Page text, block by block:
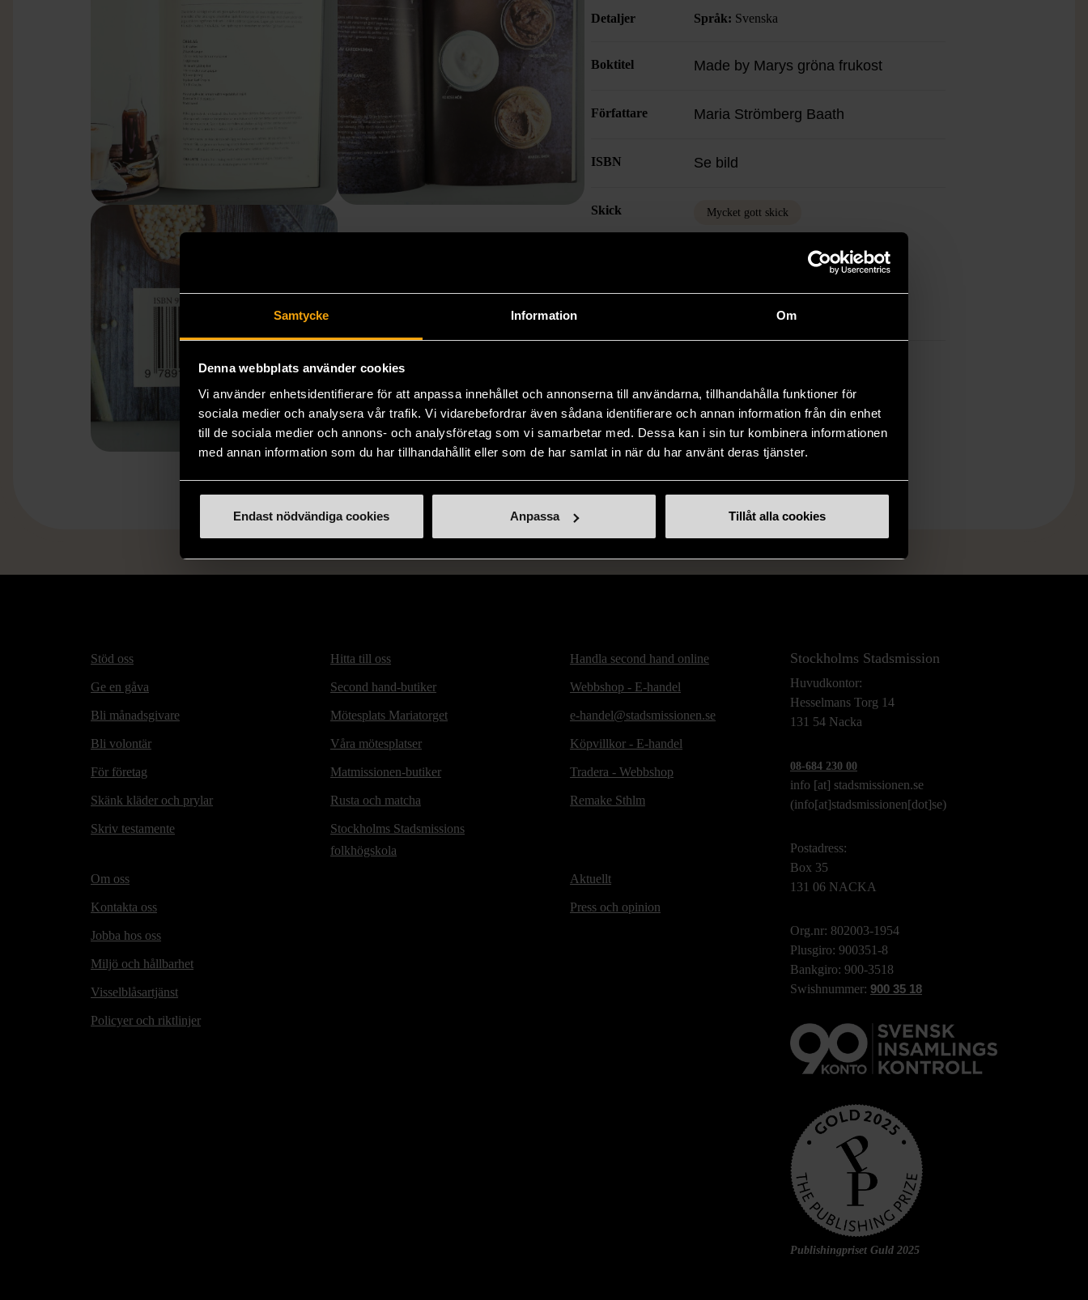
Samtycke Information Om
Denna webbplats använder cookies
Vi använder enhetsidentifierare för att anpassa innehållet och annonserna till användarna, tillhandahålla funktioner för
sociala medier och analysera vår trafik. Vi vidarebefordrar även sådana identifierare och annan information från din enhet
till de sociala medier och annons- och analysföretag som vi samarbetar med. Dessa kan i sin tur kombinera informationen
med annan information som du har tillhandahållit eller som de har samlat in när du har använt deras tjänster.
Endast nödvändiga cookies Anpassa Tillåt alla cookies
modern och tillgänglig form.
Detaljer Språk: Svenska
Boktitel Made by Marys gröna frukost
Författare Maria Strömberg Baath
ISBN Se bild
Skick Mycket gott skick
kvalitet och ska inte ha några skador eller
Läs mer om hur vi bedömer
Stöd oss
Ge en gåva
Bli månadsgivare
Bli volontär
För företag
Skänk kläder och prylar
Skriv testamente
Hitta till oss
Second hand-butiker
Mötesplats Mariatorget
Våra mötesplatser
Matmissionen-butiker
Rusta och matcha
Stockholms Stadsmissions
folkhögskola
Handla second hand online
Webbshop - E-handel
e-handel@stadsmissionen.se
Köpvillkor - E-handel
Tradera - Webbshop
Remake Sthlm
Om oss
Kontakta oss
Jobba hos oss
Miljö och hållbarhet
Visselblåsartjänst
Policyer och riktlinjer
Aktuellt
Press och opinion
Stockholms Stadsmission
Huvudkontor:
Hesselmans Torg 14
131 54 Nacka
08-684 230 00
info [at] stadsmissionen.se
(info[at]stadsmissionen[dot]se)
Postadress:
Box 35
131 06 NACKA
Org.nr: 802003-1954
Plusgiro: 900351-8
Bankgiro: 900-3518
Swishnummer: 900 35 18
Publishingpriset Guld 2025